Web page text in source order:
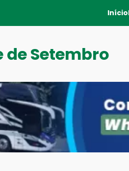
Início
de Setembro